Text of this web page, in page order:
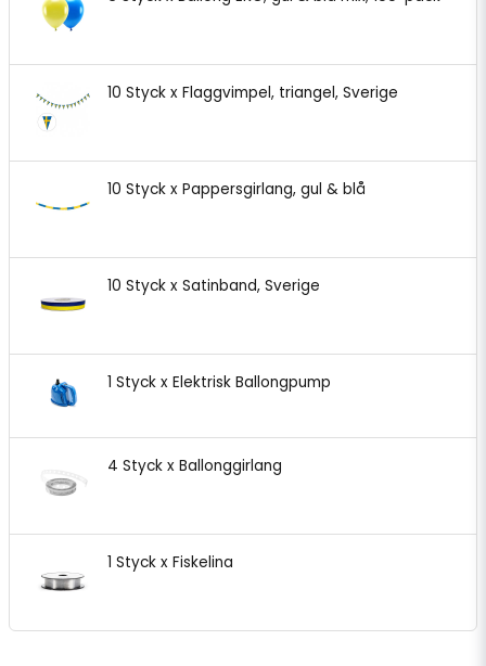
10 Styck x Flaggvimpel, triangel, Sverige
10 Styck x Pappersgirlang, gul & blå
10 Styck x Satinband, Sverige
1 Styck x Elektrisk Ballongpump
4 Styck x Ballonggirlang
1 Styck x Fiskelina